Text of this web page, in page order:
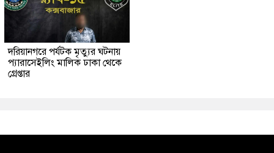
দরিয়ানগরে পর্যটক মৃত্যুর ঘটনায়
প্যারাসেইলিং মালিক ঢাকা থেকে
গ্রেপ্তার